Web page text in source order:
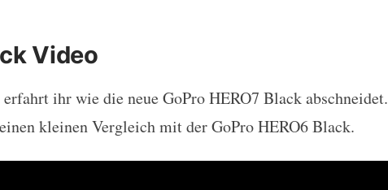
Video
ihr wie die neue GoPro HERO7 Black abschneidet.
kleinen Vergleich mit der GoPro HERO6 Black.